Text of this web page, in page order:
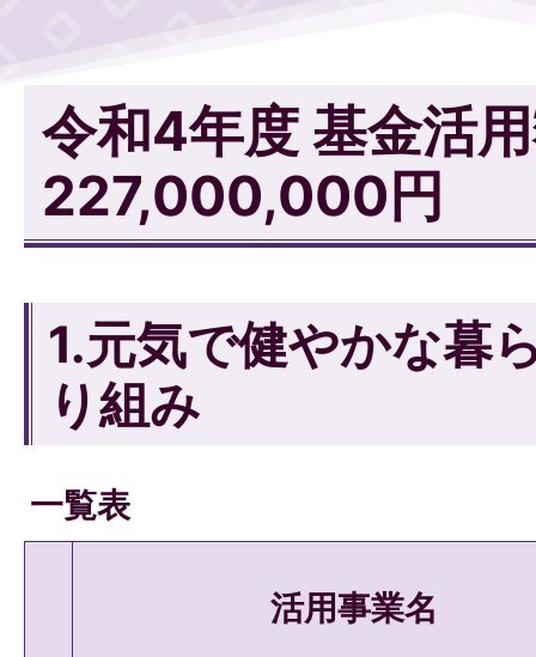
令和4年度 基金活
227,000,000円
1.元気で健やかな暮
り組み
一覧表
活用事業名